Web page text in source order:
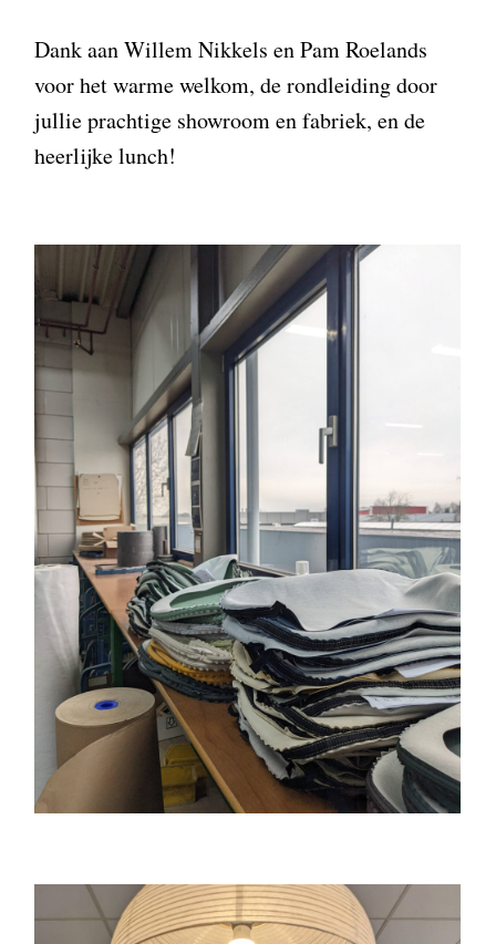
Dank aan Willem Nikkels en Pam Roelands
voor het warme welkom, de rondleiding door
jullie prachtige showroom en fabriek, en de
heerlijke lunch!